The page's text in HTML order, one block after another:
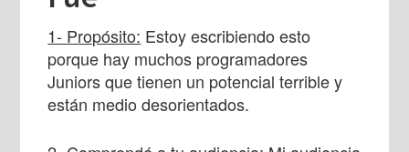
1- Propósito: Estoy escribiendo esto
porque hay muchos programadores
Juniors que tienen un potencial terrible y
están medio desorientados.